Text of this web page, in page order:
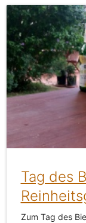
Tag des
Zum Tag des